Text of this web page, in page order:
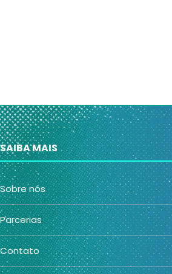
SAIBA MAIS
Sobre nós
Parcerias
Contato